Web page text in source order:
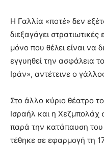
Η Γαλλία «ποτέ» δεν
διεξαγάγει
μόνο που θέλει είναι να
εγγυηθεί την ασφάλεια
Ιράν», αντέτεινε ο
Στο άλλο κύριο θέατρο
Ισραήλ και η Χεζμπολάχ
παρά την κατάπαυση του
τέθηκε σε εφαρμογή τη